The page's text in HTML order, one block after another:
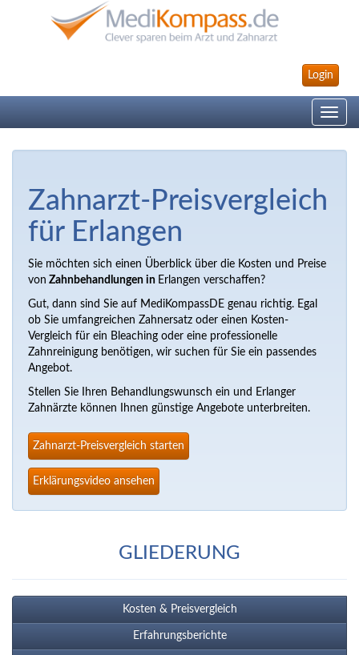
Login
Toggle
Zahnarzt-Preisvergleich
für Erlangen
Sie möchten sich einen Überblick über die Kosten und Preise
von Zahnbehandlungen in Erlangen verschaffen?
Gut, dann sind Sie auf MediKompassDE genau richtig. Egal
ob Sie umfangreichen Zahnersatz oder einen Kosten-
Vergleich für ein Bleaching oder eine professionelle
Zahnreinigung benötigen, wir suchen für Sie ein passendes
Angebot.
Stellen Sie Ihren Behandlungswunsch ein und Erlanger
Zahnärzte können Ihnen günstige Angebote unterbreiten.
Zahnarzt-Preisvergleich starten
Erklärungsvideo ansehen
GLIEDERUNG
Kosten & Preisvergleich
Erfahrungsberichte